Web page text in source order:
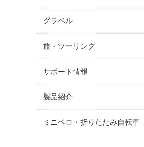
グラベル
旅・ツーリング
サポート情報
製品紹介
ミニベロ・折りたたみ自転車